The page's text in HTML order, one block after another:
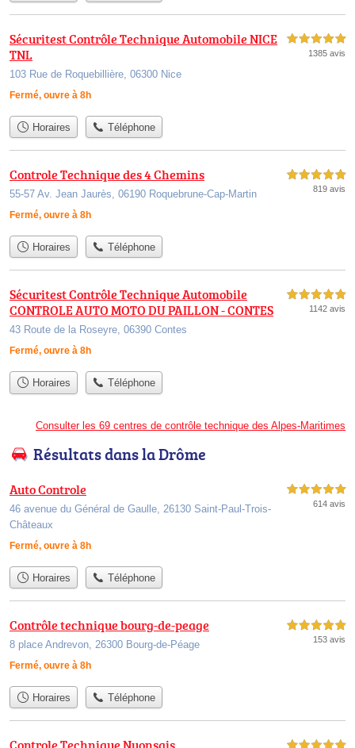
Sécuritest Contrôle Technique Automobile NICE
TNL
103 Rue de Roquebillière, 06300 Nice
Fermé, ouvre à 8h
5,0 étoiles sur 5
1385 avis
Horaires Téléphone
Controle Technique des 4 Chemins
55-57 Av. Jean Jaurès, 06190 Roquebrune-Cap-Martin
Fermé, ouvre à 8h
5,0 étoiles sur 5
819 avis
Horaires Téléphone
Sécuritest Contrôle Technique Automobile
CONTROLE AUTO MOTO DU PAILLON - CONTES
43 Route de la Roseyre, 06390 Contes
Fermé, ouvre à 8h
5,0 étoiles sur 5
1142 avis
Horaires Téléphone
Consulter les 69 centres de contrôle technique des Alpes-Maritimes
Résultats dans la Drôme
Auto Controle
46 avenue du Général de Gaulle, 26130 Saint-Paul-Trois-
Châteaux
Fermé, ouvre à 8h
5,0 étoiles sur 5
614 avis
Horaires Téléphone
Contrôle technique bourg-de-peage
8 place Andrevon, 26300 Bourg-de-Péage
Fermé, ouvre à 8h
5,0 étoiles sur 5
153 avis
Horaires Téléphone
5,0 étoiles sur 5